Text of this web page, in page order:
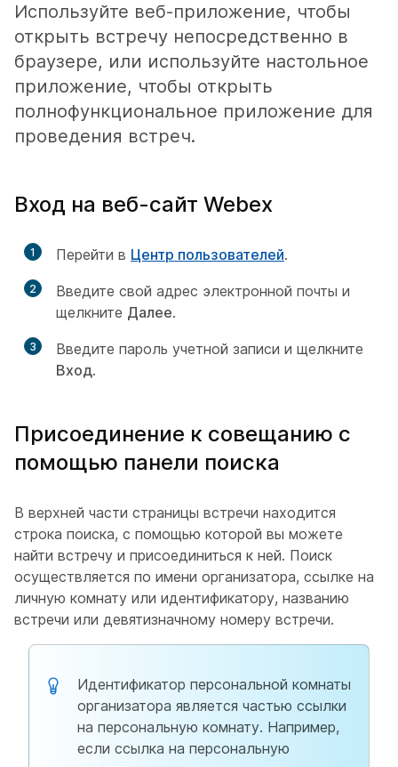
Используйте веб-приложение, чтобы
открыть встречу непосредственно в
браузере, или используйте настольное
приложение, чтобы открыть
полнофункциональное приложение для
проведения встреч.
Вход на веб-сайт Webex
1 Перейти в Центр пользователей.
2
Введите свой адрес электронной почты и
щелкните Далее.
3
Введите пароль учетной записи и щелкните
Вход.
Присоединение к совещанию с
помощью панели поиска
В верхней части страницы встречи находится
строка поиска, с помощью которой вы можете
найти встречу и присоединиться к ней. Поиск
осуществляется по имени организатора, ссылке на
личную комнату или идентификатору, названию
встречи или девятизначному номеру встречи.
Идентификатор персональной комнаты
организатора является частью ссылки
на персональную комнату. Например,
если ссылка на персональную